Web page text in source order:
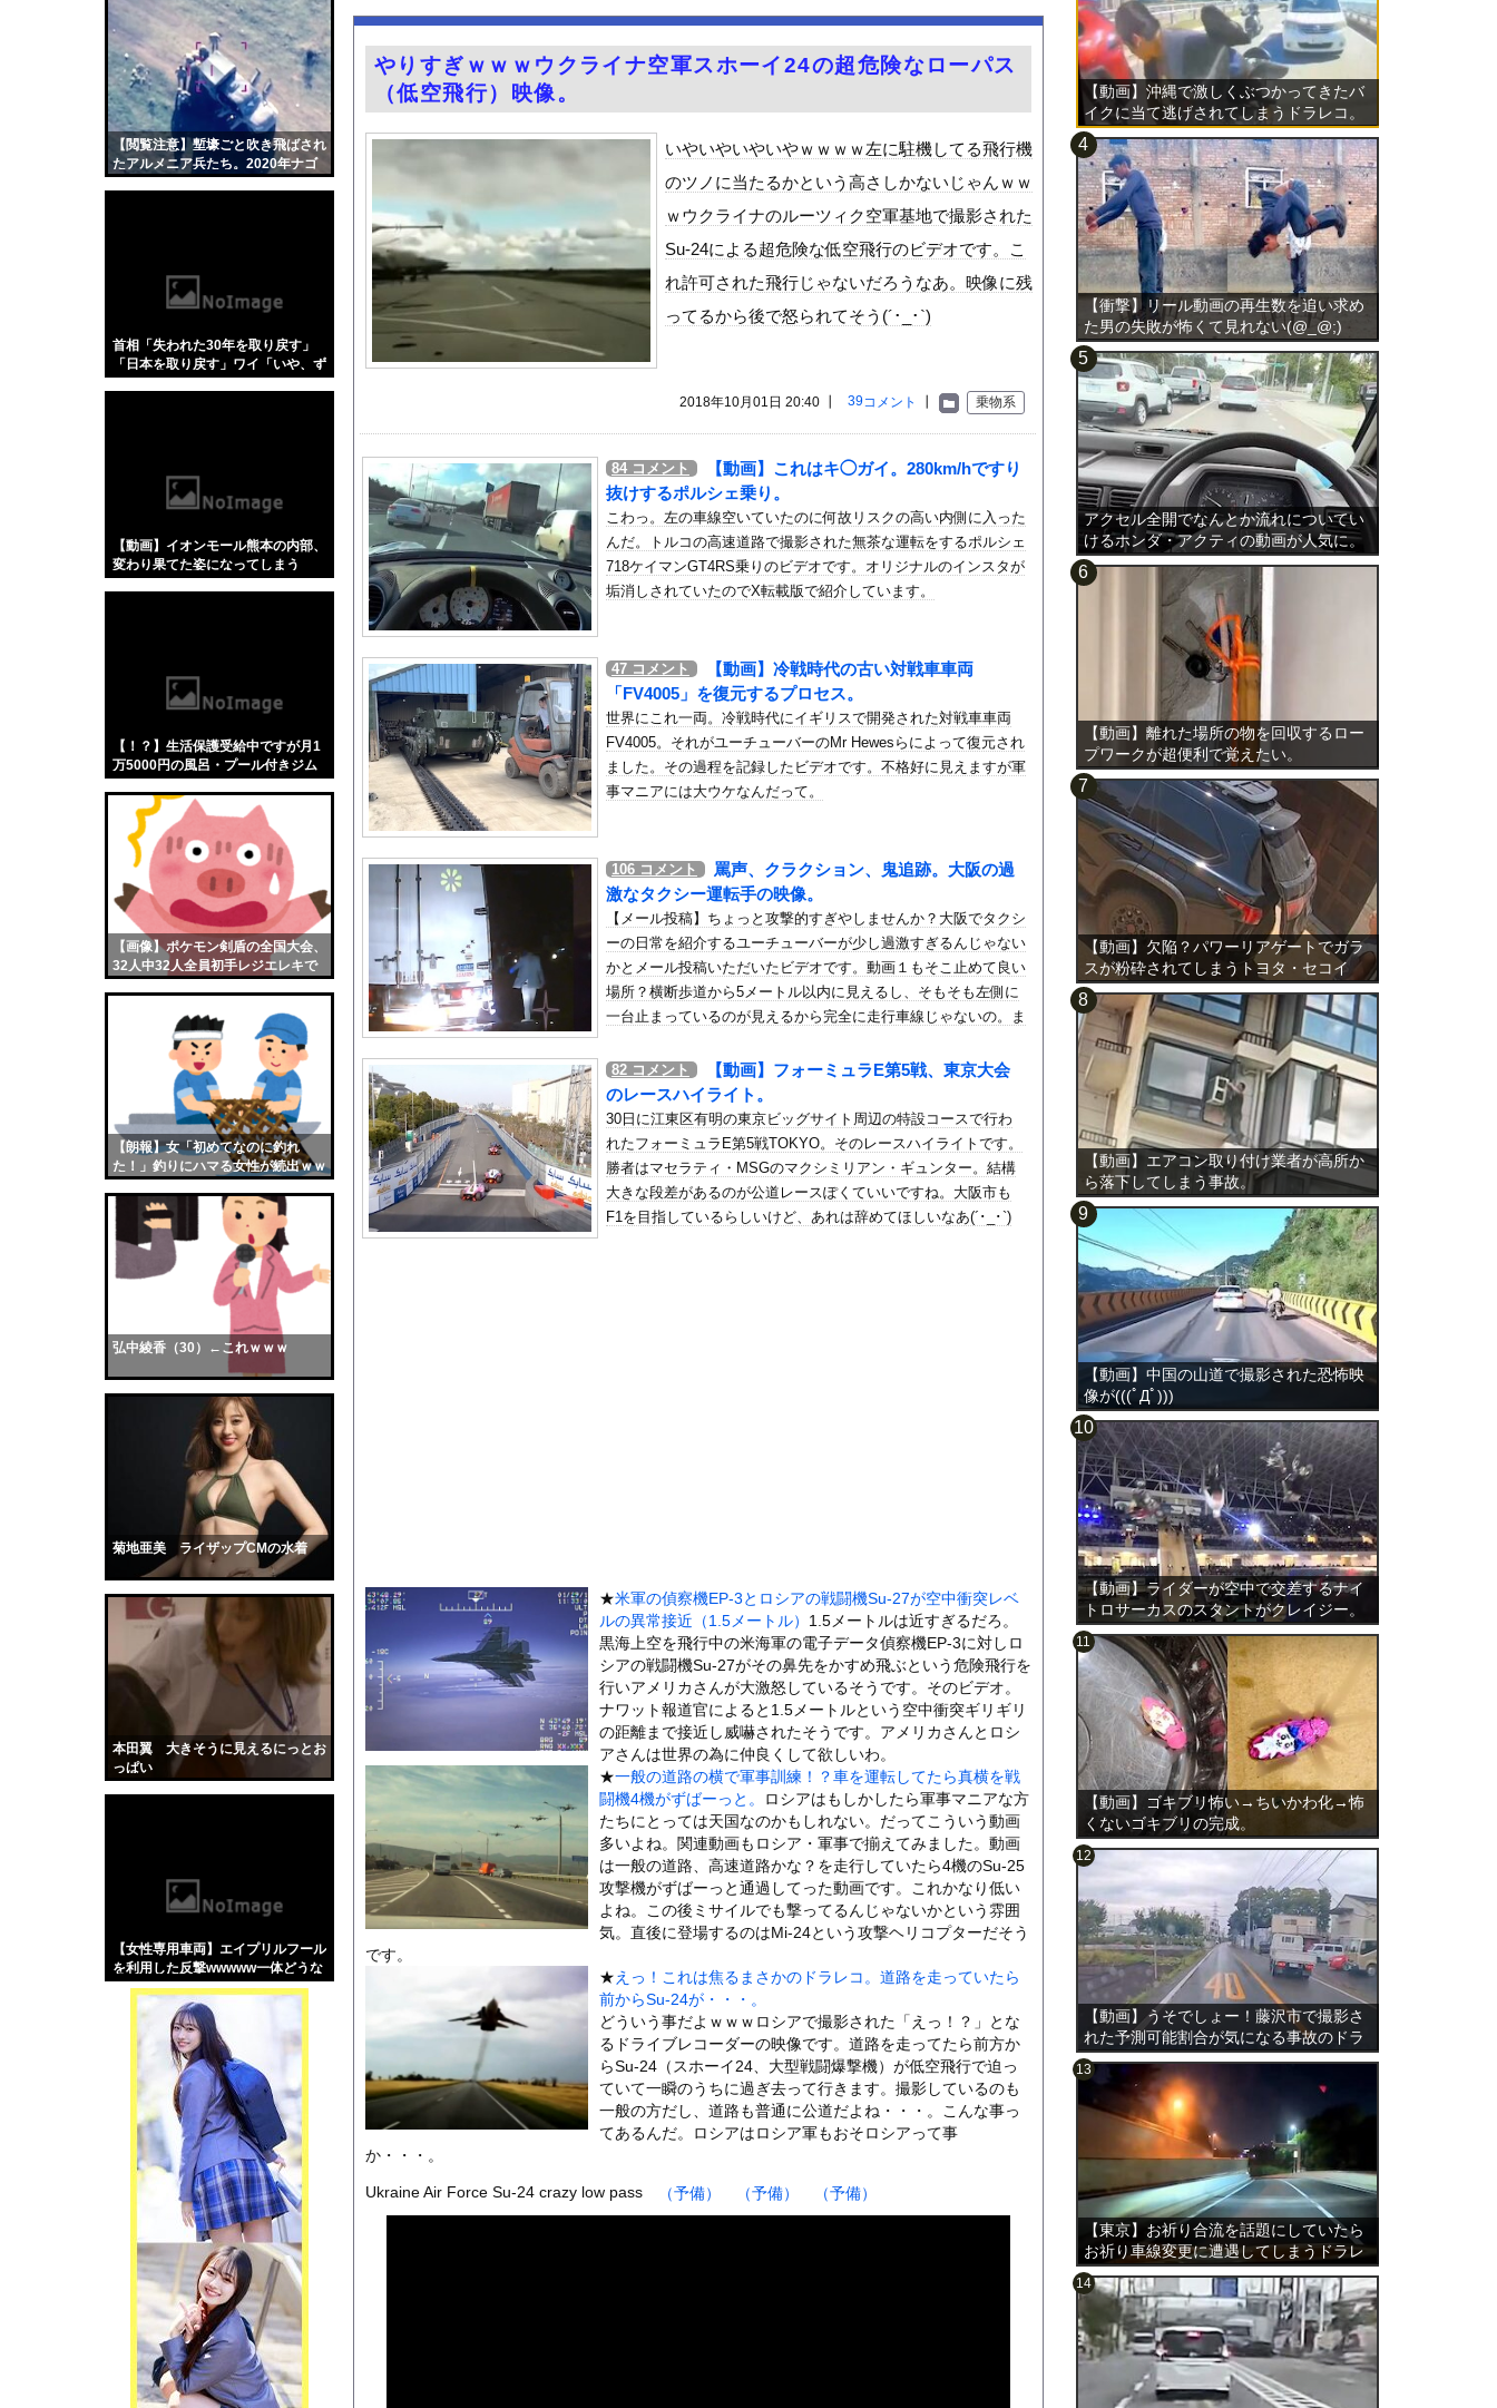
【閲覧注意】塹壕ごと吹き飛ばされ
たアルメニア兵たち。2020年ナゴ
首相「失われた30年を取り戻す」
「日本を取り戻す」ワイ「いや、ず
【動画】イオンモール熊本の内部、
変わり果てた姿になってしまう
【！？】生活保護受給中ですが月1
万5000円の風呂・プール付きジム
ば光熱費を抑えられると思うのです
が実際に節約効果はありますか？←
これw w w w w w w w
【画像】ポケモン剣盾の全国大会、
32人中32人全員初手レジエレキで
【朗報】女「初めてなのに釣れ
た！」釣りにハマる女性が続出ｗｗ
弘中綾香（30）←これｗｗｗ
菊地亜美 ライザップCMの水着
本田翼 大きそうに見えるにっとお
っぱい
【女性専用車両】エイプリルフール
を利用した反撃wwwww一体どうな
る？
副島萌生アナ NHKニュース7【GIF動画あり】
グラドル×ピアニストの二刀流美女 音羽美奈のエッチボディがたまらんち
ワイ将、往復4万円払って山の絶景を堪能wwwww
今年3月のベントレーひき逃げ事件で逮捕された男、韓国籍だった模様…自称インフルエンサ...
『君のことが大大大大大好きな100人の彼女』17話感想 須藤育登場！ストイックな野球...
【画像】お●ぱいピアノさん尻を出すwwwwww
海釣りって何が楽しいの？
【画像】女性投資家さん、元手250万円を7年で7億円超えにｗｗｗ
【ポロリ悲話】ネットで拡散してるおっぱいポロリ動画、何故か叩かれる・・・
【画像】ラーメン屋での出来事を漫画化した
【衝撃】「かわいい虫」ランキング、ついに発表される
【Xの車窓から】整備士が2度見する現場猫案件 ほか
【悲報】 大ヒット同人エ□ゲの開発者、売上の入金を銀行に拒否され受け取れず、多額の納...
【画像】日本さん、避難所が各国と比べて優秀過ぎると話題に
仏F1記者「アロンソが2年契約延長に向けアストンマーチンに年間4000万ユーロ（約7...
【画像】 テレ朝の気象予報士さん、意外と小さかった
勤務中のはずの彼氏を偶然見かけた場所がまさかのパチ店だった。楽しそうな姿を見た私は思...
【倉庫型陳列】熊本地震でコストコの商品落下「重く受け止めております」地震大国で「高積...
格安電気代のためにインフラ投資を怠った韓国、朝鮮半島全域を猛暑が直撃してしまった結果...
世界初の超伝導量子熱機関…燃料もピストンもない量子エンジンが回った！
海外「全部日本の真似だったのか…」 日本の普通のテレビ番組が最新SNSの数十年先を行...
轢かれた自転車以外まともに交通ルール守る気ない事故動画がコレｗｗｗｗｗｗｗ
伊藤百花の仕事バンバン取ってくるDHの営業担当凄くないか？今年のボーナス凄いことにな...
山本倖千恵アナ 直履きレギンスで激しく乳揺れトレーニング！！【GIF動画あり】
バック駐車の練習って何処でした？
【画像】週刊少年ジャンプさん ついに100万部を割ってしまう。何故ジャンプは読まれな...
ナマポ無職「お前ら全員ぶっ殺しに行ってやる」電話でナマポの打ち切り伝えられ市職員を脅...
【画像】おまえらくんの机がこの女の子の椅子にされてたらｗｗｗ
【画像】この女優さん、可愛すぎる
【朗報】齋藤飛鳥、前屈みで完全に見えてる動画が拡散されてしまう…
海外「日本よ、お前がナンバーワンだ」 熊本地震直後の日本の対応のスピードに世界が衝撃
勇気を出して白人美女にチン凸したアジア人短小男
、爆笑されてしまうｗｗｗ
10年もの間浮気してた嫁。まさかと思い長男のDNA鑑定をするがいいな？と問うと、元嫁...
ウクライナ侵攻以降、ロシア軍兵士のHIV感染が2000％急増…ウクライナメディア！
【配信者】「金バエ」のSNS更新が1週間途絶え、様々な憶測が飛び交う。1週間ぶりの投...
【画像】女の子「危機管理フォーーーーム！！！」
【衝撃】「住信SBI」が「ドコモの銀行」に変わってうんざりしてるやつｗｗｗｗｗ
【胸糞】36歳教員、19歳女とホテルでハムスター25匹を踏み潰すなどして逮捕
【動画】看護師の男性に男が殴りかかるが…看護師が柔術使いだった
若いママが顔を洗っていた。何事も見て覚えるんだよ → 目の前にいる子はこうします…
【黒歴史】こういう昔の大学ヤリサーの流出エロ動画（顔出し）が一番抜ける
韓国人「安貞桓が韓国代表に激怒！『惨憺たる結果、徹底的な刷新が必要だ』と監督や協会を...
ケンタッキーとか言う唐揚げ屋ｗｗｗｗｗ
【画像】このAVが性癖ブッ刺さりで精子ドクドク作られるわｗｗｗｗ
【悲報】味噌ラーメンで行列、出来ない
【中国】男の子が爆竹に点火 マンホールが爆発しふた吹き飛ぶ
【画像】伊藤舞雪とかいうＡＶ女優ｗｗｗｗｗｗｗｗｗｗw
【緊急】肛門にスティックのり入れたけど出てこないの！！
【話題】河内長野市で警官が包丁男に発砲したシーンのモザ無し映像が公開される。
Powered by livedoor 相互RSS
が管理しています。 RSS設定 更新順130件まで。それ以降の古いものは表
示されません。
やりすぎｗｗｗウクライナ空軍スホーイ24の超危険なローパス
（低空飛行）映像。
いやいやいやいやｗｗｗｗ左に駐機してる飛行機
のツノに当たるかという高さしかないじゃんｗｗ
ｗウクライナのルーツィク空軍基地で撮影された
Su-24による超危険な低空飛行のビデオです。こ
れ許可された飛行じゃないだろうなあ。映像に残
ってるから後で怒られてそう(´･_･`)
乗物系
39コメント
2018年10月01日 20:40 ┃
84 コメント
【動画】これはキ◯ガイ。280km/hですり
抜けするポルシェ乗り。
こわっ。左の車線空いていたのに何故リスクの高い内側に入った
んだ。トルコの高速道路で撮影された無茶な運転をするポルシェ
718ケイマンGT4RS乗りのビデオです。オリジナルのインスタが
垢消しされていたのでX転載版で紹介しています。
47 コメント
【動画】冷戦時代の古い対戦車車両
「FV4005」を復元するプロセス。
世界にこれ一両。冷戦時代にイギリスで開発された対戦車車両
FV4005。それがユーチューバーのMr Hewesらによって復元され
ました。その過程を記録したビデオです。不格好に見えますが軍
事マニアには大ウケなんだって。
106 コメント
罵声、クラクション、鬼追跡。大阪の過
激なタクシー運転手の映像。
【メール投稿】ちょっと攻撃的すぎやしませんか？大阪でタクシ
ーの日常を紹介するユーチューバーが少し過激すぎるんじゃない
かとメール投稿いただいたビデオです。動画１もそこ止めて良い
場所？横断歩道から5メートル以内に見えるし、そもそも左側に
一台止まっているのが見えるから完全に走行車線じゃないの。ま
になっているのが日常なんだけども。
82 コメント
【動画】フォーミュラE第5戦、東京大会
のレースハイライト。
30日に江東区有明の東京ビッグサイト周辺の特設コースで行わ
れたフォーミュラE第5戦TOKYO。そのレースハイライトです。
勝者はマセラティ・MSGのマクシミリアン・ギュンター。結構
大きな段差があるのが公道レースぽくていいですね。大阪市も
F1を目指しているらしいけど、あれは辞めてほしいなあ(´･_･`)
★米軍の偵察機EP-3とロシアの戦闘機Su-27が空中衝突レベ
ルの異常接近（1.5メートル） 1.5メートルは近すぎるだろ。
黒海上空を飛行中の米海軍の電子データ偵察機EP-3に対しロ
シアの戦闘機Su-27がその鼻先をかすめ飛ぶという危険飛行を
行いアメリカさんが大激怒しているそうです。そのビデオ。
ナワット報道官によると1.5メートルという空中衝突ギリギリ
の距離まで接近し威嚇されたそうです。アメリカさんとロシ
アさんは世界の為に仲良くして欲しいわ。
★一般の道路の横で軍事訓練！？車を運転してたら真横を戦
闘機4機がずばーっと。
ロシアはもしかしたら軍事マニアな方
たちにとっては天国なのかもしれない。だってこういう動画
多いよね。関連動画もロシア・軍事で揃えてみました。動画
は一般の道路、高速道路かな？を走行していたら4機のSu-25
攻撃機がずばーっと通過してった動画です。これかなり低い
よね。この後ミサイルでも撃ってるんじゃないかという雰囲
気。直後に登場するのはMi-24という攻撃ヘリコプターだそう
です。
★えっ！これは焦るまさかのドラレコ。道路を走っていたら
前からSu-24が・・・。
どういう事だよｗｗｗロシアで撮影された「えっ！？」とな
るドライブレコーダーの映像です。道路を走ってたら前方か
らSu-24（スホーイ24、大型戦闘爆撃機）が低空飛行で迫っ
ていて一瞬のうちに過ぎ去って行きます。撮影しているのも
一般の方だし、道路も普通に公道だよね・・・。こんな事っ
てあるんだ。ロシアはロシア軍もおそロシアって事
か・・・。
Ukraine Air Force Su-24 crazy low pass （予備） （予備） （予備）
【動画】沖縄で激しくぶつかってきたバ
イクに当て逃げされてしまうドラレコ。
【衝撃】リール動画の再生数を追い求め
た男の失敗が怖くて見れない(@_@;)
アクセル全開でなんとか流れについてい
けるホンダ・アクティの動画が人気に。
【動画】離れた場所の物を回収するロー
プワークが超便利で覚えたい。
【動画】欠陥？パワーリアゲートでガラ
スが粉砕されてしまうトヨタ・セコイ
ア。
【動画】エアコン取り付け業者が高所か
ら落下してしまう事故。
【動画】中国の山道で撮影された恐怖映
像が(((ﾟДﾟ)))
【動画】ライダーが空中で交差するナイ
トロサーカスのスタントがクレイジー。
【動画】ゴキブリ怖い→ちいかわ化→怖
くないゴキブリの完成。
【動画】うそでしょー！藤沢市で撮影さ
れた予測可能割合が気になる事故のドラ
レコ。
【東京】お祈り合流を話題にしていたら
お祈り車線変更に遭遇してしまうドラレ
コ。